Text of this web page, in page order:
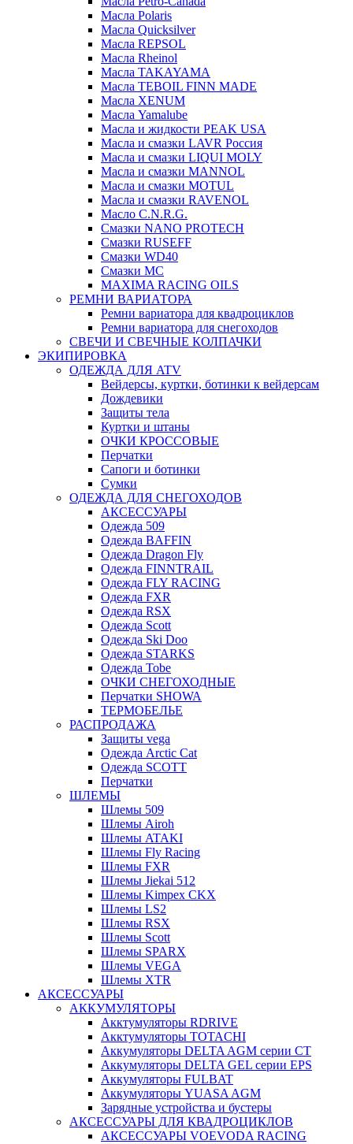
Масла Polaris
Масла Quicksilver
Масла REPSOL
Масла Rheinol
Масла TAKAYAMA
Масла TEBOIL FINN MADE
Масла XENUM
Масла Yamalube
Масла и жидкости PEAK USA
Масла и смазки LAVR Россия
Масла и смазки LIQUI MOLY
Масла и смазки MANNOL
Масла и смазки MOTUL
Масла и смазки RAVENOL
Масло C.N.R.G.
Смазки NANO PROTECH
Смазки RUSEFF
Смазки WD40
Смазки МС
MAXIMA RACING OILS
РЕМНИ ВАРИАТОРА
Ремни вариатора для квадроциклов
Ремни вариатора для снегоходов
СВЕЧИ И СВЕЧНЫЕ КОЛПАЧКИ
ЭКИПИРОВКА
ОДЕЖДА ДЛЯ ATV
Вейдерсы, куртки, ботинки к вейдерсам
Дождевики
Защиты тела
Куртки и штаны
ОЧКИ КРОССОВЫЕ
Перчатки
Сапоги и ботинки
Сумки
ОДЕЖДА ДЛЯ СНЕГОХОДОВ
АКСЕССУАРЫ
Одежда 509
Одежда BAFFIN
Одежда Dragon Fly
Одежда FINNTRAIL
Одежда FLY RACING
Одежда FXR
Одежда RSX
Одежда Scott
Одежда Ski Doo
Одежда STARKS
Одежда Tobe
ОЧКИ СНЕГОХОДНЫЕ
Перчатки SHOWA
ТЕРМОБЕЛЬЕ
РАСПРОДАЖА
Защиты vega
Одежда Arctic Cat
Одежда SCOTT
Перчатки
ШЛЕМЫ
Шлемы 509
Шлемы Airoh
Шлемы ATAKI
Шлемы Fly Racing
Шлемы FXR
Шлемы Jiekai 512
Шлемы Kimpex CKX
Шлемы LS2
Шлемы RSX
Шлемы Scott
Шлемы SPARX
Шлемы VEGA
Шлемы XTR
АКСЕССУАРЫ
АККУМУЛЯТОРЫ
Акктумуляторы RDRIVE
Акктумуляторы TOTACHI
Аккумуляторы DELTA AGM серии CT
Аккумуляторы DELTA GEL серии EPS
Аккумуляторы FULBAT
Аккумуляторы YUASA AGM
Зарядные устройства и бустеры
АКСЕССУАРЫ ДЛЯ КВАДРОЦИКЛОВ
АКСЕССУАРЫ VOEVODA RACING